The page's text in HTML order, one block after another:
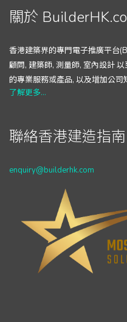
關於
香港建築界的專門電子推廣平台
顧問, 建築師, 測量師, 室內設計
的專業服務或產品, 以及增加公司
了解更多...
聯絡香港建造指南
enquiry@builderhk.com